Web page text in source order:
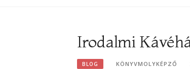
Irodalmi
BLOG KÖNYVMOLYKÉPZŐ